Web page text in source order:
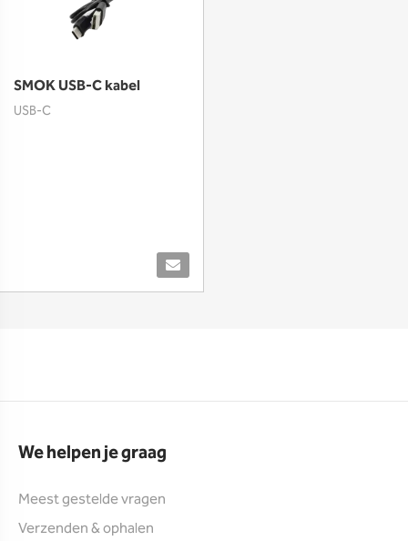
SMOK USB-C kabel
USB-C
We helpen je graag
Meest gestelde vragen
Verzenden & ophalen